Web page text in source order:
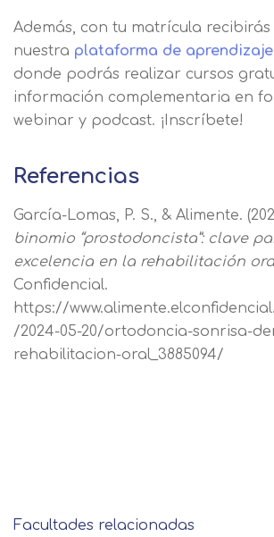
Además, con tu matrícula recibirás
nuestra plataforma de
donde podrás realizar cursos
información complementaria en
webinar y podcast. ¡Inscríbete!
Referencias
García-Lomas, P. S., & Alimente.
binomio “prostodoncista”: clave
excelencia en la rehabilitación
Confidencial.
https://
/2024-05-20/ortodoncia-sonrisa-
rehabilitacion-oral_3885094/
Facultades relacionadas